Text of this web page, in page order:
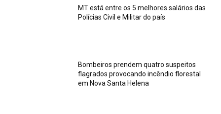
MT está entre os 5 melhores salários das
Polícias Civil e Militar do país
Bombeiros prendem quatro suspeitos
flagrados provocando incêndio florestal
em Nova Santa Helena